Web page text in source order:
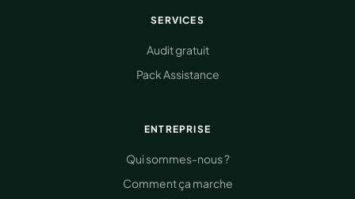
SERVICES
Audit gratuit
Pack Assistance
ENTREPRISE
Qui sommes-nous ?
Comment ça marche